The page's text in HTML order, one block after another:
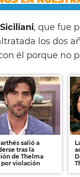
, que fue
los dos
él porque no
salió a
tras la
de Thelma
por violación